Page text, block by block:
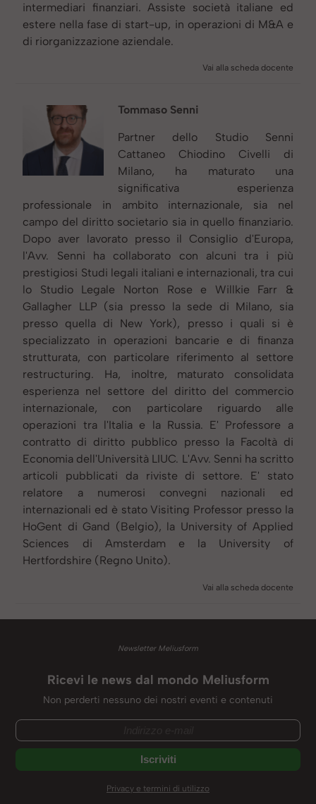
intermediari finanziari. Assiste società italiane ed
estere nella fase di start-up, in operazioni di M&A e
di riorganizzazione aziendale.
Vai alla scheda docente
Tommaso Senni
Partner dello Studio Senni
Cattaneo Chiodino Civelli di
Milano, ha maturato una
significativa esperienza
professionale in ambito internazionale, sia nel
campo del diritto societario sia in quello finanziario.
Dopo aver lavorato presso il Consiglio d'Europa,
l'Avv. Senni ha collaborato con alcuni tra i più
prestigiosi Studi legali italiani e internazionali, tra cui
lo Studio Legale Norton Rose e Willkie Farr &
Gallagher LLP (sia presso la sede di Milano, sia
presso quella di New York), presso i quali si è
specializzato in operazioni bancarie e di finanza
strutturata, con particolare riferimento al settore
restructuring. Ha, inoltre, maturato consolidata
esperienza nel settore del diritto del commercio
internazionale, con particolare riguardo alle
operazioni tra l'Italia e la Russia. E' Professore a
contratto di diritto pubblico presso la Facoltà di
Economia dell'Università LIUC. L'Avv. Senni ha scritto
articoli pubblicati da riviste di settore. E' stato
relatore a numerosi convegni nazionali ed
internazionali ed è stato Visiting Professor presso la
HoGent di Gand (Belgio), la University of Applied
Sciences di Amsterdam e la University of
Hertfordshire (Regno Unito).
Vai alla scheda docente
Newsletter Meliusform
Ricevi le news dal mondo Meliusform
Non perderti nessuno dei nostri eventi e contenuti
Privacy e termini di utilizzo